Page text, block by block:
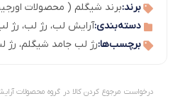
برند:برند شیگلم ( محصولات
دسته‌بندی:آرایش لب، رژ لب، رژ
برچسب‌ها:رژ لب جامد شیگلم، رژ
درخواست مرجوع کردن کالا در گروه محصولات